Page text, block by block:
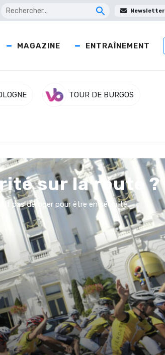
Newsletter
MAGAZINE ENTRAÎNEMENT
TOUR DE BURGOS
sur la route ?
pas déroger pour être en sécurité.